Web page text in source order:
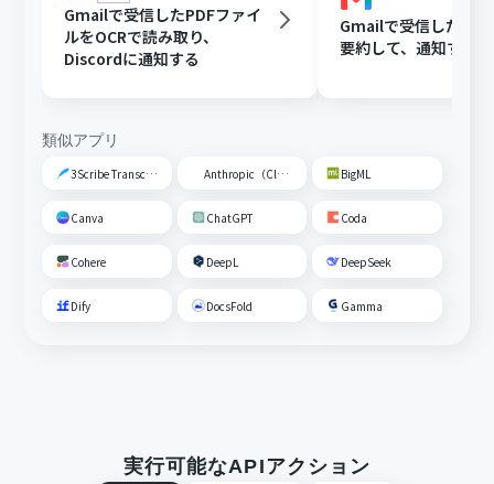
Gmailで受信したPDFファイ
ルをOCRで読み取り、
Discordに通知する
Gmailで受信した内
要約して、通知する
類似アプリ
3Scribe Transcription Anthropic（Claude） BigML
Canva ChatGPT Coda
Cohere DeepL DeepSeek
Dify DocsFold Gamma
実行可能なAPIアクション